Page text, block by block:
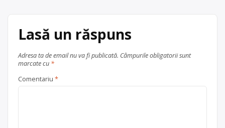
Bascov
județul Arges
Lasă un răspuns
Adresa ta de email nu va fi publicată. Câmpurile obligatorii sunt
marcate cu *
Comentariu *